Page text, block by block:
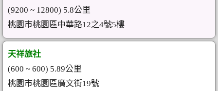
(9200 ~ 12800) 5.8公里
桃園市桃園區中華路12之4號5樓
天祥旅社
(600 ~ 600) 5.89公里
桃園市桃園區廣文街19號